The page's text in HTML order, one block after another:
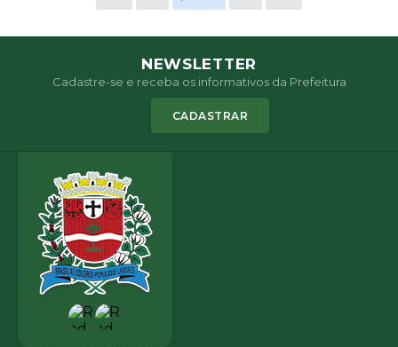
NEWSLETTER
Cadastre-se e receba os informativos da Prefeitura
CADASTRAR